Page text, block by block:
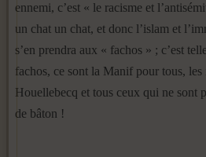
ennemi, c’est « le racisme et
un chat un chat, et donc l’islam et
s’en prendra aux « fachos » ; c’est
fachos, ce sont la Manif pour tous,
Houellebecq et tous ceux qui ne sont
de bâton !